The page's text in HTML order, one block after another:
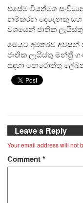
එසේම වියත්මග
නම්කරන දෙදෙනකු සහ
වශයෙන් ජාතික
මෙයට අමතරව අවසන්
ජාතික ලැයිස්තු මන්ත්‍රී
සඳහා පොරොත්තු
Leave a Reply
Your email address will not
Comment*